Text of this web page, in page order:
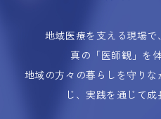
地域医療を支える現場で
真の「医師観」を
地域の方々の暮らしを守り
じ、実践を通じて